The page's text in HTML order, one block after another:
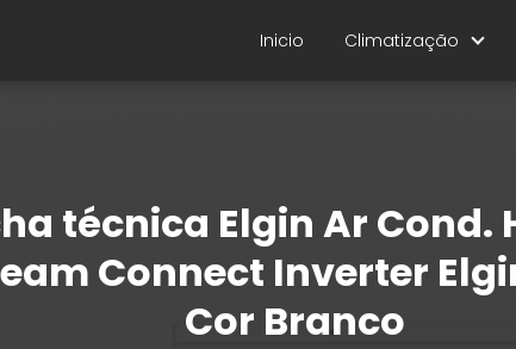
Inicio Climatização
técnica Elgin Ar Cond.
Connect Inverter
Cor Branco